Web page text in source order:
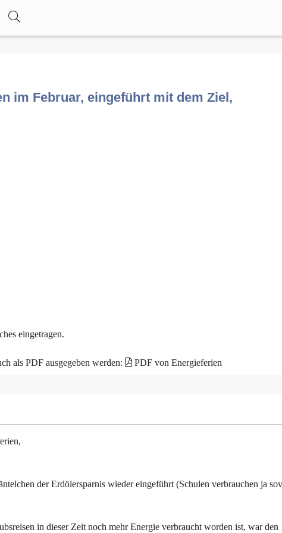
im Februar, eingeführt mit dem Ziel,
eingetragen.
als PDF ausgegeben werden: PDF von Energieferien
der Erdölersparnis wieder eingeführt (Schulen verbrauchen ja
in dieser Zeit noch mehr Energie verbraucht worden ist, war den